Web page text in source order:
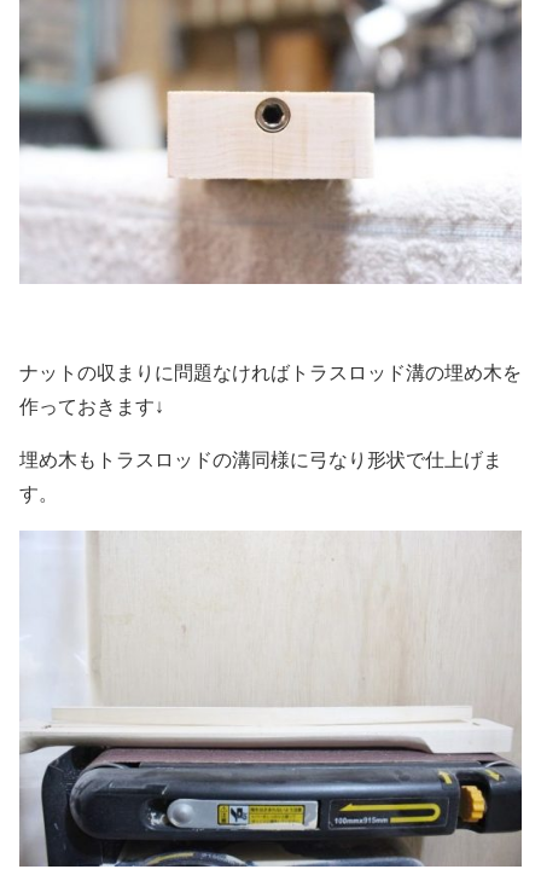
ナットの収まりに問題なければトラスロッド溝の埋め木を
作っておきます↓
埋め木もトラスロッドの溝同様に弓なり形状で仕上げま
す。